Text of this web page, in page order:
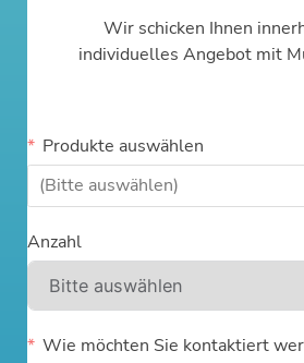
Wir schicken Ihnen
individuelles Angebot mit
Produkte auswählen
Anzahl
Wie möchten Sie kontaktiert